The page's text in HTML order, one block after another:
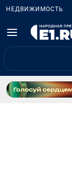
НЕДВИЖИМОСТЬ